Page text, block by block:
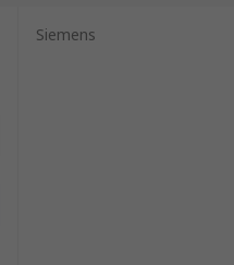
Siemens